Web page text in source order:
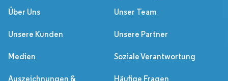
Über Uns Unser Team
Unsere Kunden Unsere Partner
Medien Soziale Verantwortung
Auszeichnungen &
Häufige Fragen